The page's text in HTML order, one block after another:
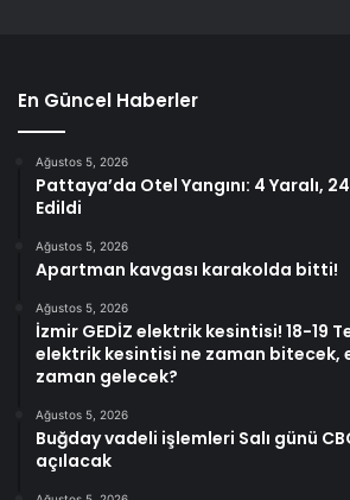
En Güncel Haberler
Ağustos 5, 2026
Pattaya’da Otel Yangını: 4 Yaralı,
Edildi
Ağustos 5, 2026
Apartman kavgası karakolda bitti!
Ağustos 5, 2026
İzmir GEDİZ elektrik kesintisi! 18-19
elektrik kesintisi ne zaman bitecek,
zaman gelecek?
Ağustos 5, 2026
Buğday vadeli işlemleri Salı günü
açılacak